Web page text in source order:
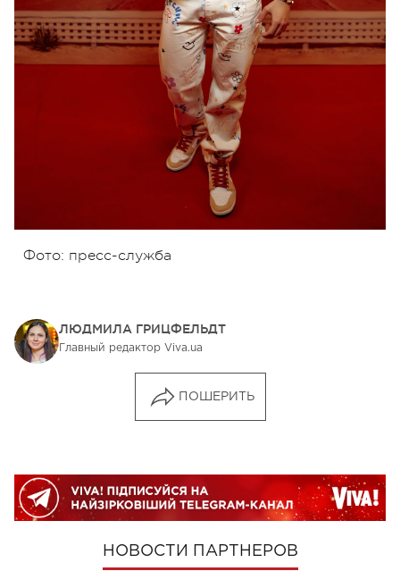
Фото: пресс-служба
ЛЮДМИЛА ГРИЦФЕЛЬДТ
Главный редактор Viva.ua
ПОШЕРИТЬ
НОВОСТИ ПАРТНЕРОВ